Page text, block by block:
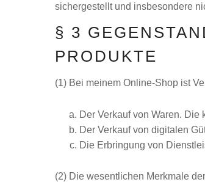
sichergestellt und insbesondere
§ 3
PRODUKTE
(1) Bei meinem Online-Shop ist
Der Verkauf von Waren.
Der Verkauf von digitalen
Die Erbringung von
(2) Die wesentlichen Merkmale